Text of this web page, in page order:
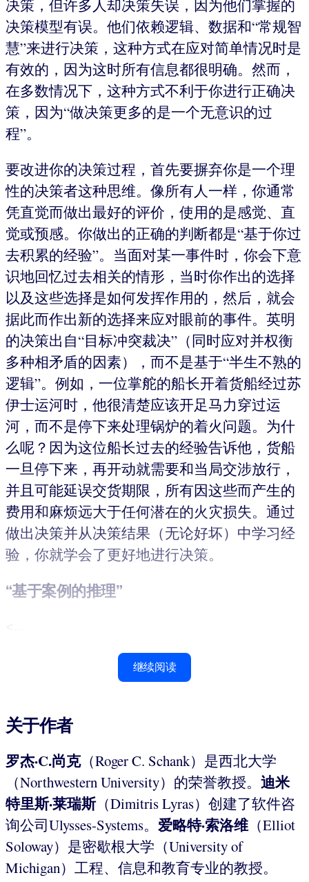
决策，但许多人却决策失误，因为他们掌握的
决策模型有误。他们依赖逻辑、数据和“常规智
慧”来进行决策，这种方式在应对简单情况时是
有效的，因为这时所有信息都很明确。然而，
在多数情况下，这种方式不利于你进行正确决
策，因为“做决策更多的是一个无意识的过
程”。
要改进你的决策过程，首先要摒弃你是一个理
性的决策者这种思维。像所有人一样，你通常
凭直觉而做出最好的评价，使用的是感觉、直
觉或预感。你做出的正确的判断都是“基于你过
去积累的经验”。当面对某一事件时，你会下意
识地回忆过去相关的情形，当时你作出的选择
以及这些选择是如何发挥作用的，然后，就会
据此而作出新的选择来应对眼前的事件。英明
的决策出自“目标冲突裁决”（同时应对并权衡
多种相矛盾的因素），而不是基于“半生不熟的
逻辑”。例如，一位掌舵的船长开着货船经过苏
伊士运河时，他很清楚应该开足马力穿过运
河，而不是停下来处理锅炉的着火问题。为什
么呢？因为这位船长过去的经验告诉他，货船
一旦停下来，再开动就需要和当局交涉放行，
并且可能延误交货期限，所有因这些而产生的
费用和麻烦远大于任何潜在的火灾损失。通过
做出决策并从决策结果（无论好坏）中学习经
验，你就学会了更好地进行决策。
“基于案例的推理”
继续阅读
关于作者
罗杰·C.尚克（Roger C. Schank）是西北大学
（Northwestern University）的荣誉教授。 迪米
特里斯·莱瑞斯（Dimitris Lyras）创建了软件咨
询公司Ulysses-Systems。 爱略特·索洛维 （Elliot
Soloway）是密歇根大学（University of
Michigan）工程、信息和教育专业的教授。